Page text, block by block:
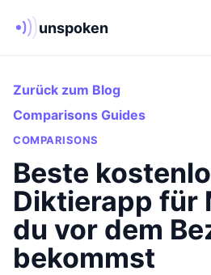
unspoken
Zurück zum Blog
Comparisons Guides
COMPARISONS
Beste
Diktierapp für
du vor dem
bekommst